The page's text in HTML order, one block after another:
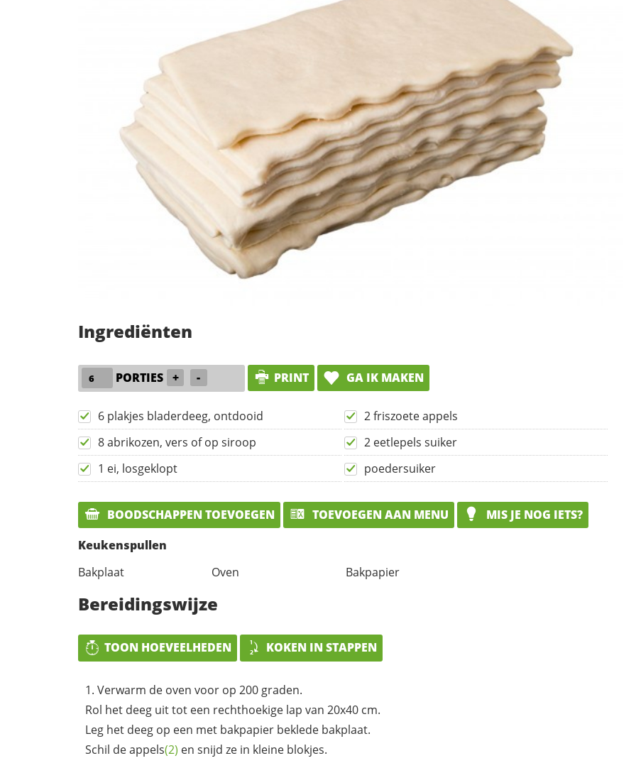
Ingrediënten
PORTIES + - PRINT GA IK MAKEN
6 plakjes bladerdeeg, ontdooid
2 friszoete appels
8 abrikozen, vers of op siroop
2 eetlepels suiker
1 ei, losgeklopt
poedersuiker
BOODSCHAPPEN TOEVOEGEN TOEVOEGEN AAN MENU
MIS JE NOG IETS?
Keukenspullen
Bakplaat
Oven Bakpapier
Bereidingswijze
TOON HOEVEELHEDEN KOKEN IN STAPPEN
Verwarm de oven voor op 200 graden.
Rol het deeg uit tot een rechthoekige lap van 20x40 cm.
Leg het deeg op een met bakpapier beklede bakplaat.
Schil deappels(2) en snijd ze in kleine blokjes.